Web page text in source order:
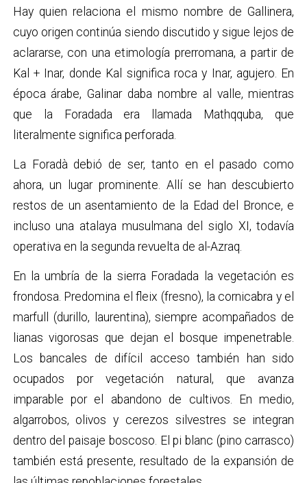
Hay quien relaciona el mismo nombre de Gallinera,
cuyo origen continúa siendo discutido y sigue lejos de
aclararse, con una etimología prerromana, a partir de
Kal + Inar, donde Kal significa roca y Inar, agujero. En
época árabe, Galinar daba nombre al valle, mientras
que la Foradada era llamada Mathqquba, que
literalmente significa perforada.
La Foradà debió de ser, tanto en el pasado como
ahora, un lugar prominente. Allí se han descubierto
restos de un asentamiento de la Edad del Bronce, e
incluso una atalaya musulmana del siglo XI, todavía
operativa en la segunda revuelta de al-Azraq.
En la umbría de la sierra Foradada la vegetación es
frondosa. Predomina el fleix (fresno), la cornicabra y el
marfull (durillo, laurentina), siempre acompañados de
lianas vigorosas que dejan el bosque impenetrable.
Los bancales de difícil acceso también han sido
ocupados por vegetación natural, que avanza
imparable por el abandono de cultivos. En medio,
algarrobos, olivos y cerezos silvestres se integran
dentro del paisaje boscoso. El pi blanc (pino carrasco)
también está presente, resultado de la expansión de